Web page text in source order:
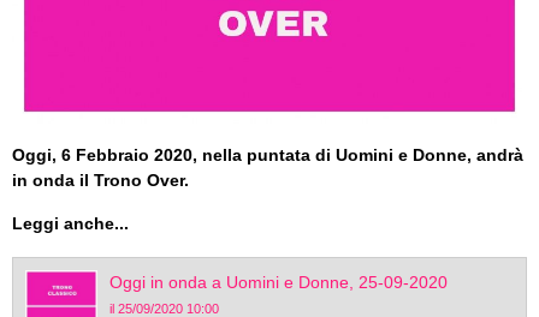
Oggi, 6 Febbraio 2020, nella puntata di Uomini e Donne, andrà
in onda il Trono Over.
Leggi anche...
Oggi in onda a Uomini e Donne, 25-09-2020
il 25/09/2020 10:00